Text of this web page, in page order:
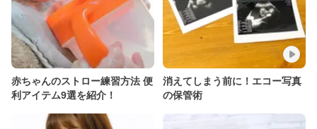
赤ちゃんのストロー練習方法 便
利アイテム9選を紹介！
消えてしまう前に！エコー写真
の保管術